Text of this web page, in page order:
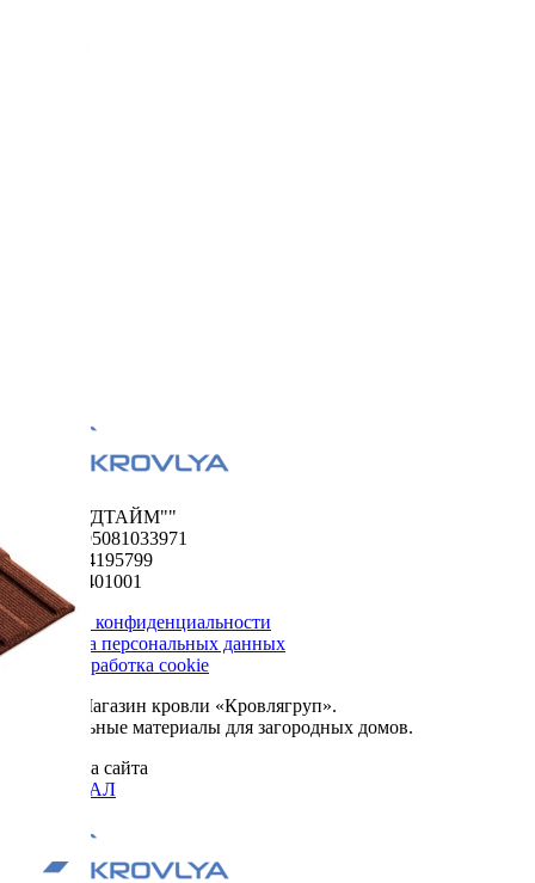
ООО "ФУДТАЙМ""
ОГРН 1195081033971
ИНН 5024195799
КПП 502401001
Политика конфиденциальности
Обработка персональных данных
Сбор и обработка cookie
© 2026. Магазин кровли «Кровлягруп».
Строительные материалы для загородных домов.
Разработка сайта
ОРИГИНАЛ